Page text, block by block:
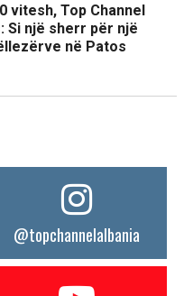
vitesh, Top Channel
Si një sherr për një
në Patos
@topchannelalbania